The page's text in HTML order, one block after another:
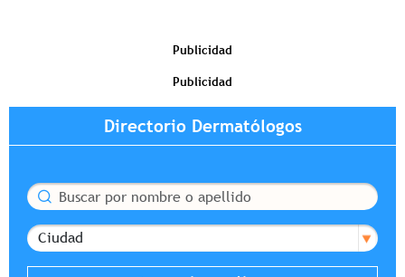
Publicidad
Publicidad
Directorio Dermatólogos
Buscar
Ciudad